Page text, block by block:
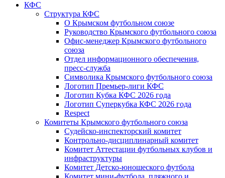
КФС
Структура КФС
О Крымском футбольном союзе
Руководство Крымского футбольного союза
Офис-менеджер Крымского футбольного
союза
Отдел информационного обеспечения,
пресс-служба
Символика Крымского футбольного союза
Логотип Премьер-лиги КФС
Логотип Кубка КФС 2026 года
Логотип Суперкубка КФС 2026 года
Respect
Комитеты Крымского футбольного союза
Судейско-инспекторский комитет
Контрольно-дисциплинарный комитет
Комитет Аттестации футбольных клубов и
инфраструктуры
Комитет Детско-юношеского футбола
Комитет мини-футбола, пляжного и